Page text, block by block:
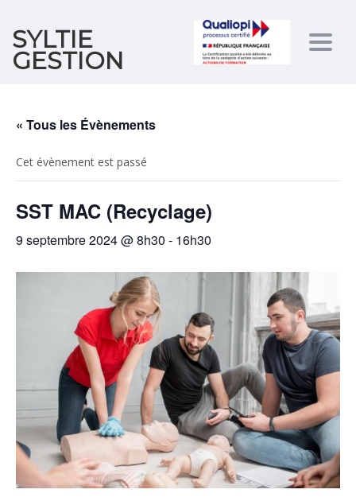
SYLTIE
GESTION
« Tous les Évènements
Cet évènement est passé
SST MAC (Recyclage)
9 septembre 2024 @ 8h30 - 16h30